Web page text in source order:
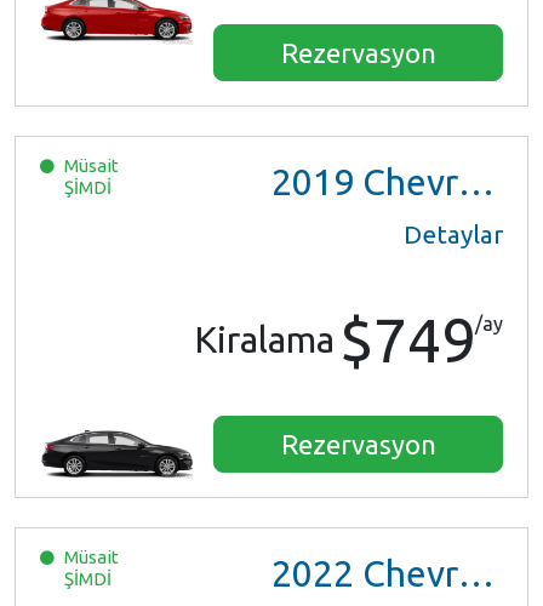
Rezervasyon
Müsait
ŞİMDİ
2019 Chevrolet Malibu
Detaylar
Kiralama $749/ay
Rezervasyon
Müsait
ŞİMDİ
2022 Chevrolet Trax LS